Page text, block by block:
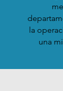
la
una